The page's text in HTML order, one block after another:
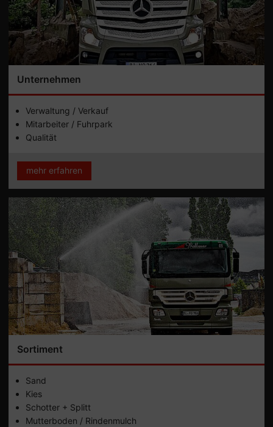
Unternehmen
Verwaltung / Verkauf
Mitarbeiter / Fuhrpark
Qualität
mehr erfahren
Sortiment
Sand
Kies
Schotter + Splitt
Mutterboden / Rindenmulch